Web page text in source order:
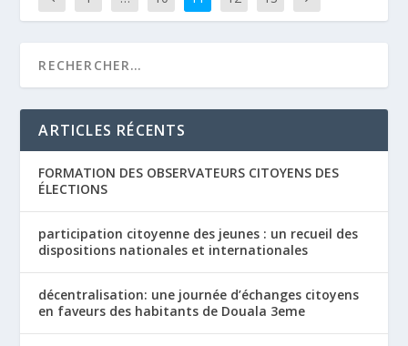
ARTICLES RÉCENTS
FORMATION DES OBSERVATEURS CITOYENS DES
ÉLECTIONS
participation citoyenne des jeunes : un recueil des
dispositions nationales et internationales
décentralisation: une journée d’échanges citoyens
en faveurs des habitants de Douala 3eme